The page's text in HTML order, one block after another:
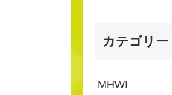
カテゴリー
MHWI